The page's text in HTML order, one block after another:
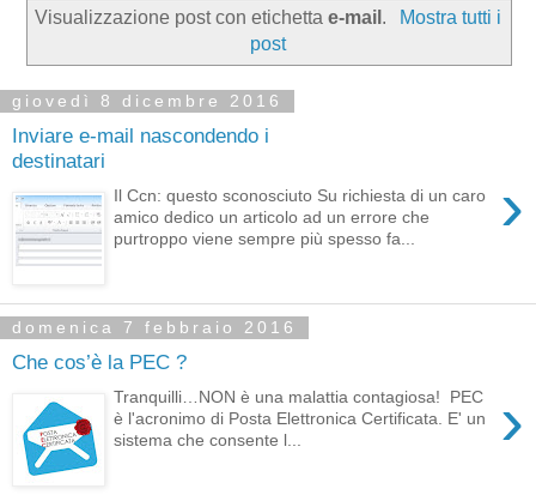
Visualizzazione post con etichettae-mail .
Mostra tutti i
post
giovedì 8 dicembre 2016
Inviare e-mail nascondendo i
destinatari
›
Il Ccn: questo sconosciuto Su richiesta di un caro
amico dedico un articolo ad un errore che
purtroppo viene sempre più spesso fa...
domenica 7 febbraio 2016
Che cos’è la PEC ?
›
Tranquilli…NON è una malattia contagiosa! PEC
è l'acronimo di Posta Elettronica Certificata. E' un
sistema che consente l...